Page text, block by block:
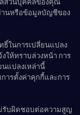
านหรือข้อมูลบัญชีของ
ธิ์ในการเปลี่ยนแปลง
ให้ทราบล่วงหน้า การ
แปลงเหล่านี้
ารตั้งค่าคุกกี้และการ
รับผิดชอบต่อความสูญ